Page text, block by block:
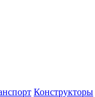
Конструкторы